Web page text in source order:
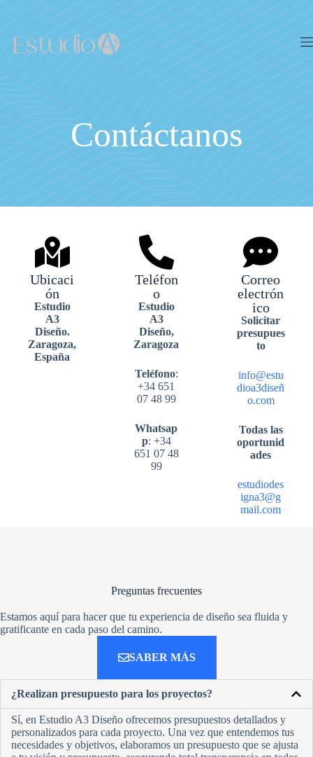
Contáctanos
Ubicaci
ón
Estudio
A3
Diseño.
Zaragoza,
España
Teléfon
o
Estudio
A3
Diseño,
Zaragoza
Teléfono:
+34 651
07 48 99
Whatsap
p: +34
651 07 48
99
Correo
electrón
ico
Solicitar
presupues
to
info@estu
dioa3diseñ
o.com
Todas las
oportunid
ades
estudiodes
igna3@g
mail.com
Preguntas frecuentes
Estamos aquí para hacer que tu experiencia de diseño sea fluida y
gratificante en cada paso del camino.
SABER MÁS
¿Realizan presupuesto para los proyectos?
Sí, en Estudio A3 Diseño ofrecemos presupuestos detallados y
personalizados para cada proyecto. Una vez que entendemos tus
necesidades y objetivos, elaboramos un presupuesto que se ajusta